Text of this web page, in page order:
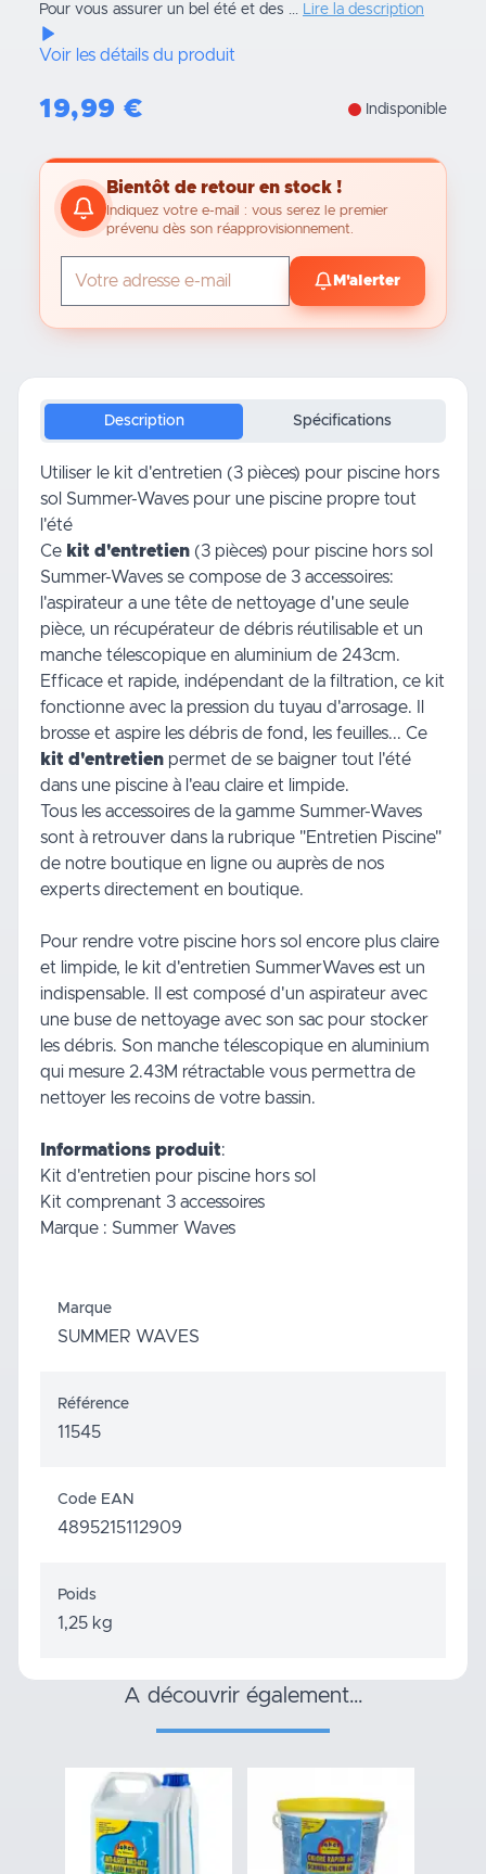
Pour vous assurer un bel été et des ... Lire la description
Voir les détails du produit
19,99 € Indisponible
Bientôt de retour en stock !
Indiquez votre e-mail : vous serez le premier
prévenu dès son réapprovisionnement.
M'alerter
Description Spécifications
Utiliser le kit d'entretien (3 pièces) pour piscine hors
sol Summer-Waves pour une piscine propre tout
l'été
Ce kit d'entretien (3 pièces) pour piscine hors sol
Summer-Waves se compose de 3 accessoires:
l'aspirateur a une tête de nettoyage d'une seule
pièce, un récupérateur de débris réutilisable et un
manche télescopique en aluminium de 243cm.
Efficace et rapide, indépendant de la filtration, ce kit
fonctionne avec la pression du tuyau d'arrosage. Il
brosse et aspire les débris de fond, les feuilles... Ce
kit d'entretien permet de se baigner tout l'été
dans une piscine à l'eau claire et limpide.
Tous les accessoires de la gamme Summer-Waves
sont à retrouver dans la rubrique "Entretien Piscine"
de notre boutique en ligne ou auprès de nos
experts directement en boutique.
Pour rendre votre piscine hors sol encore plus claire
et limpide, le kit d'entretien SummerWaves est un
indispensable. Il est composé d'un aspirateur avec
une buse de nettoyage avec son sac pour stocker
les débris. Son manche télescopique en aluminium
qui mesure 2.43M rétractable vous permettra de
nettoyer les recoins de votre bassin.
Informations produit:
Kit d'entretien pour piscine hors sol
Kit comprenant 3 accessoires
Marque : Summer Waves
Marque
SUMMER WAVES
Référence
11545
Code EAN
4895215112909
Poids
1,25 kg
a découvrir également…